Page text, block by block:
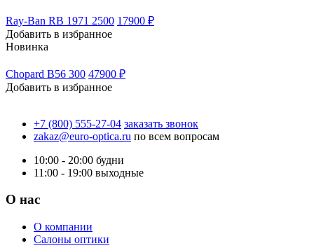
Ray-Ban RB 1971 2500 17900 ₽
Добавить в избранное
Новинка
Chopard B56 300 47900 ₽
Добавить в избранное
+7 (800) 555-27-04 заказать звонок
zakaz@euro-optica.ru по всем вопросам
10:00 - 20:00 будни
11:00 - 19:00 выходные
О нас
О компании
Салоны оптики